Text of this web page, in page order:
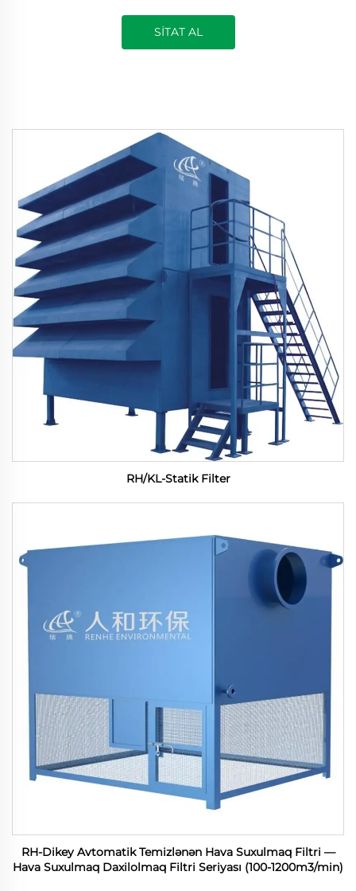
SİTAT AL
RH/KL-Statik Filter
RH-Dikey Avtomatik Temizlənən Hava Suxulmaq Filtri —
Hava Suxulmaq Daxilolmaq Filtri Seriyası (100-1200m3/min)